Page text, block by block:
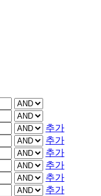
추가
추가
추가
추가
추가
추가